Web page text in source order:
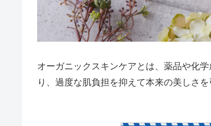
オーガニックスキンケアとは、薬品や化
り、過度な肌負担を抑えて本来の美しさ